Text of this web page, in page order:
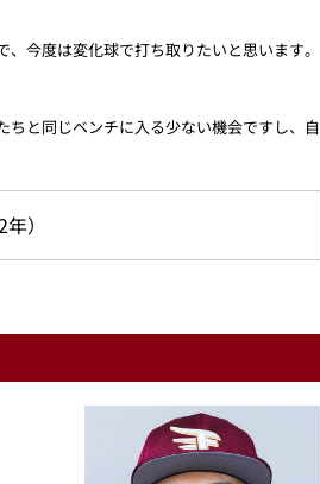
今度は変化球で打ち取りたいと思います。
と同じベンチに入る少ない機会ですし、自
）